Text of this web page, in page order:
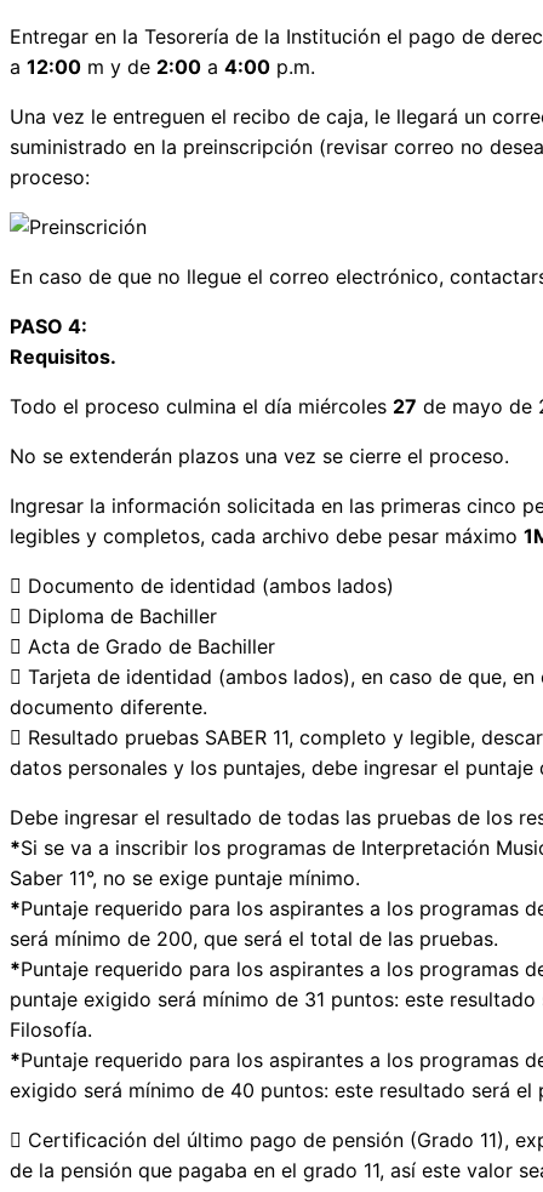
Entregar en la Tesorería de la Institución el pago de
a 12:00 m y de 2:00 a 4:00 p.m.
Una vez le entreguen el recibo de caja, le llegará un
suministrado en la preinscripción (revisar correo no
proceso:
En caso de que no llegue el correo electrónico,
PASO 4:
Requisitos.
Todo el proceso culmina el día miércoles 27 de mayo de
No se extenderán plazos una vez se cierre el proceso.
Ingresar la información solicitada en las primeras cinco
legibles y completos, cada archivo debe pesar máximo
 Documento de identidad (ambos lados)
 Diploma de Bachiller
 Acta de Grado de Bachiller
 Tarjeta de identidad (ambos lados), en caso de que,
documento diferente.
 Resultado pruebas SABER 11, completo y legible,
datos personales y los puntajes, debe ingresar el
Debe ingresar el resultado de todas las pruebas de los
*Si se va a inscribir los programas de Interpretación
Saber 11°, no se exige puntaje mínimo.
*Puntaje requerido para los aspirantes a los programas
será mínimo de 200, que será el total de las pruebas.
*Puntaje requerido para los aspirantes a los programas
puntaje exigido será mínimo de 31 puntos: este
Filosofía.
*Puntaje requerido para los aspirantes a los programas
exigido será mínimo de 40 puntos: este resultado será
 Certificación del último pago de pensión (Grado 11),
de la pensión que pagaba en el grado 11, así este valor